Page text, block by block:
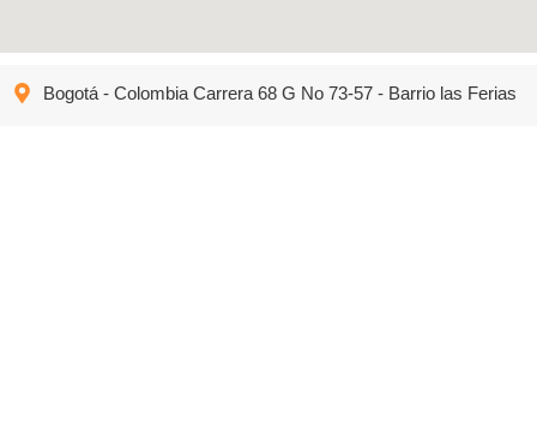
Bogotá - Colombia Carrera 68 G No 73-57 - Barrio las Ferias